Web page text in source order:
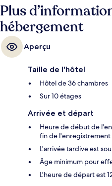
Plus
hébergement
Aperçu
Taille de l'hôtel
Hôtel de 36 chambres
Sur 10 étages
Arrivée et départ
Heure de début de
fin de l'enregistrement
L'arrivée tardive est
Âge minimum pour
L'heure de départ est